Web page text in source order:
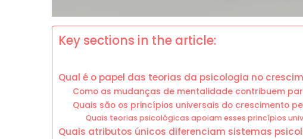
Key sections in the article:
Qual é o papel das teorias da psicologia no
Como as mudanças de mentalidade contribuem
Quais são os princípios universais do crescimento
Quais teorias psicológicas apoiam esses princípios
Quais atributos únicos diferenciam sistemas